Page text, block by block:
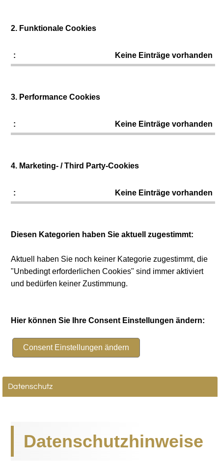
2. Funktionale Cookies
Keine Einträge vorhanden
3. Performance Cookies
Keine Einträge vorhanden
4. Marketing- / Third Party-Cookies
Keine Einträge vorhanden
Diesen Kategorien haben Sie aktuell zugestimmt:
Aktuell haben Sie noch keiner Kategorie zugestimmt, die
"Unbedingt erforderlichen Cookies" sind immer aktiviert
und bedürfen keiner Zustimmung.
Hier können Sie Ihre Consent Einstellungen ändern:
Datenschutz
Datenschutzhinweise